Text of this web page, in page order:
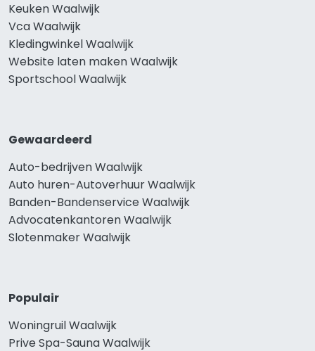
Keuken Waalwijk
Vca Waalwijk
Kledingwinkel Waalwijk
Website laten maken Waalwijk
Sportschool Waalwijk
Gewaardeerd
Auto-bedrijven Waalwijk
Auto huren-Autoverhuur Waalwijk
Banden-Bandenservice Waalwijk
Advocatenkantoren Waalwijk
Slotenmaker Waalwijk
Populair
Woningruil Waalwijk
Prive Spa-Sauna Waalwijk